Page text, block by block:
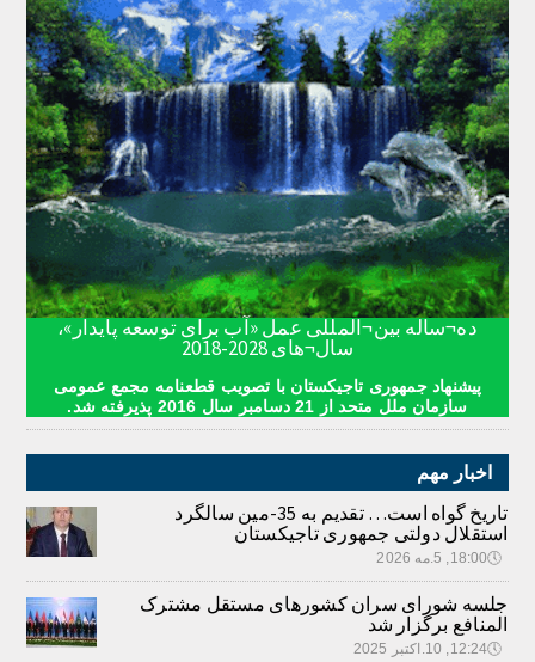
ده¬ساله بین¬المللی عمل «آب برای توسعه پایدار»،
سال¬های 2028-2018
پیشنهاد جمهوری تاجیکستان با تصویب قطعنامه مجمع عمومی
سازمان ملل متحد از 21 دسامبر سال 2016 پذیرفته شد.
اخبار مهم
تاریخ گواه است… تقدیم به 35-مین سالگرد
استقلال دولتی جمهوری تاجیکستان
🕔18:00, 5.مه 2026
جلسه شورای سران کشورهای مستقل مشترک
المنافع برگزار شد
🕔12:24, 10.اکتبر 2025